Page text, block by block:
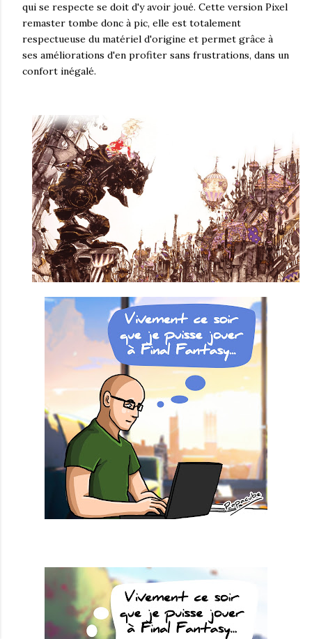
qui se respecte se doit d'y avoir joué. Cette version Pixel
remaster tombe donc à pic, elle est totalement
respectueuse du matériel d'origine et permet grâce à
ses améliorations d'en profiter sans frustrations, dans un
confort inégalé.